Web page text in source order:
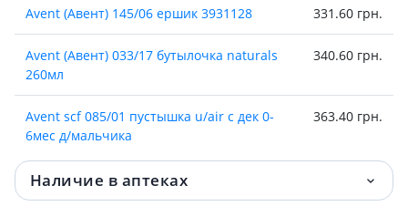
Avent (Авент) 145/06 ершик 3931128 331.60 грн.
Avent (Авент) 033/17 бутылочка naturals
260мл
340.60 грн.
Avent scf 085/01 пустышка u/air с дек 0-
6мес д/мальчика
363.40 грн.
Avent (Авент)scy762/02 соска силик anti-
colics 1мес №2
378 грн.
Наличие в аптеках